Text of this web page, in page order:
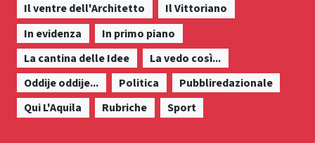
Il ventre dell'Architetto
Il Vittoriano
In evidenza
In primo piano
La cantina delle Idee
La vedo così...
Oddije oddije...
Politica
Pubbliredazionale
Qui L'Aquila
Rubriche Sport